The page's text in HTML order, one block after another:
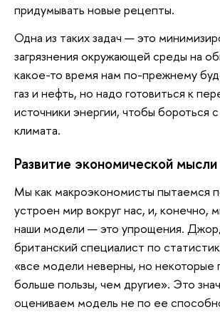
придумывать новые рецепты.
Одна из таких задач — это
загрязнения окружающей среды на
какое-то время нам по-прежнему
газ и нефть, но надо готовиться к
источники энергии, чтобы бороться
климата.
Развитие экономической мысли
Мы как макроэкономисты пытаемся
устроен мир вокруг нас, и, конечно,
наши модели — это упрощения.
британский специалист по
«все модели неверны, но некоторые
больше пользы, чем другие». Это
оцениваем модель не по ее